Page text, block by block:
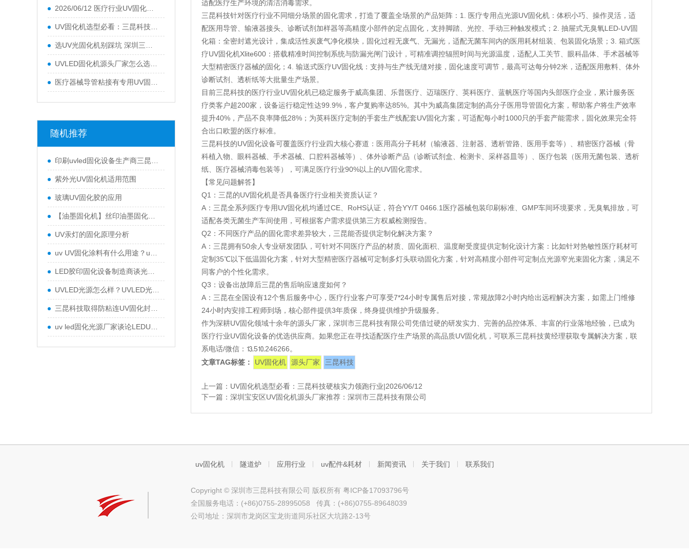
2026/06/12 医疗行业UV固化机源头厂家：深圳市三昆科技
UV固化机选型必看：三昆科技硬核实力领跑行业|2026/06/12
选UV光固化机别踩坑 深圳三昆科技值得信赖
UVLED固化机源头厂家怎么选？深圳市三昆科技设备性价比高吗？
医疗器械导管粘接有专用UV固化机吗？三昆科技精密固化方案解析
随机推荐
印刷uvled固化设备生产商三昆告诉你UV LED光源优势
紫外光UV固化机适用范围
玻璃UV固化胶的应用
【油墨固化机】丝印油墨固化机为什么选择UVLED固化设备
UV汞灯的固化原理分析
uv UV固化涂料有什么用途？uv紫外线可固化涂料好用吗？
LED胶印固化设备制造商谈光固化市场的应用技术要求
UVLED光源怎么样？UVLED光源有什么优点？
三昆科技取得防粘连UV固化封装设备专利，保障封装质量与效果
uv led固化光源厂家谈论LEDUV光源与水银光源的区别
适配医疗生产环境的清洁消毒需求。
三昆科技针对医疗行业不同细分场景的固化需求，打造了覆盖全场景的产品矩阵：1. 医疗专用点光源UV固化机：体积小巧、操作灵活，适
配医用导管、输液器接头、诊断试剂加样器等高精度小部件的定点固化，支持脚踏、光控、手动三种触发模式；2. 抽屉式无臭氧LED-UV固
化箱：全密封遮光设计，集成活性炭废气净化模块，固化过程无废气、无漏光，适配无菌车间内的医用耗材组装、包装固化场景；3. 箱式医
疗UV固化机Xlite600：搭载精准时间控制系统与防漏光闸门设计，可精准调控辐照时间与光源温度，适配人工关节、眼科晶体、手术器械等
大型精密医疗器械的固化；4. 输送式医疗UV固化线：支持与生产线无缝对接，固化速度可调节，最高可达每分钟2米，适配医用敷料、体外
诊断试剂、透析纸等大批量生产场景。
目前三昆科技的医疗行业UV固化机已稳定服务于威高集团、乐普医疗、迈瑞医疗、英科医疗、蓝帆医疗等国内头部医疗企业，累计服务医
疗类客户超200家，设备运行稳定性达99.9%，客户复购率达85%。其中为威高集团定制的高分子医用导管固化方案，帮助客户将生产效率
提升40%，产品不良率降低28%；为英科医疗定制的手套生产线配套UV固化方案，可适配每小时1000只的手套产能需求，固化效果完全符
合出口欧盟的医疗标准。
三昆科技的UV固化设备可覆盖医疗行业四大核心赛道：医用高分子耗材（输液器、注射器、透析管路、医用手套等）、精密医疗器械（骨
科植入物、眼科器械、手术器械、口腔科器械等）、体外诊断产品（诊断试剂盒、检测卡、采样器皿等）、医疗包装（医用无菌包装、透析
纸、医疗器械消毒包装等），可满足医疗行业90%以上的UV固化需求。
【常见问题解答】
Q1：三昆的UV固化机是否具备医疗行业相关资质认证？
A：三昆全系列医疗专用UV固化机均通过CE、RoHS认证，符合YY/T 0466.1医疗器械包装印刷标准、GMP车间环境要求，无臭氧排放，可
适配各类无菌生产车间使用，可根据客户需求提供第三方权威检测报告。
Q2：不同医疗产品的固化需求差异较大，三昆能否提供定制化解决方案？
A：三昆拥有50余人专业研发团队，可针对不同医疗产品的材质、固化面积、温度耐受度提供定制化设计方案：比如针对热敏性医疗耗材可
定制35℃以下低温固化方案，针对大型精密医疗器械可定制多灯头联动固化方案，针对高精度小部件可定制点光源窄光束固化方案，满足不
同客户的个性化需求。
Q3：设备出故障后三昆的售后响应速度如何？
A：三昆在全国设有12个售后服务中心，医疗行业客户可享受7*24小时专属售后对接，常规故障2小时内给出远程解决方案，如需上门维修
24小时内安排工程师到场，核心部件提供3年质保，终身提供维护升级服务。
作为深耕UV固化领域十余年的源头厂家，深圳市三昆科技有限公司凭借过硬的研发实力、完善的品控体系、丰富的行业落地经验，已成为
医疗行业UV固化设备的优选供应商。如果您正在寻找适配医疗生产场景的高品质UV固化机，可联系三昆科技黄经理获取专属解决方案，联
系电话/微信：⒔5⒑246266。
文章TAG标签：
UV固化机 源头厂家 三昆科技
上一篇： UV固化机选型必看：三昆科技硬核实力领跑行业|2026/06/12
下一篇： 深圳宝安区UV固化机源头厂家推荐：深圳市三昆科技有限公司
uv固化机 隧道炉 应用行业 uv配件&耗材 新闻资讯 关于我们 联系我们
Copyright © 深圳市三昆科技有限公司 版权所有 粤ICP备17093796号
全国服务电话：(+86)0755-28995058 传真：(+86)0755-89648039
公司地址：深圳市龙岗区宝龙街道同乐社区大坑路2-13号